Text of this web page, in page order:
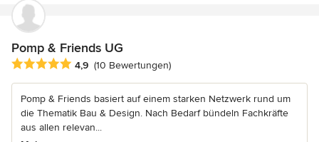
Pomp & Friends UG
Durchschnittliche Bewertung: 4.9 von 5 Sternen
4,9 (10 Bewertungen)
Pomp & Friends basiert auf einem starken Netzwerk rund um
die Thematik Bau & Design. Nach Bedarf bündeln Fachkräfte
aus allen relevan...